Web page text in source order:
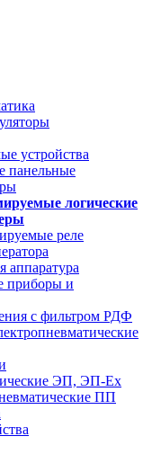
устройства
панельные
логические
реле
аппаратура
приборы и
с фильтром РДФ
ЭП, ЭП-Ех
ПП